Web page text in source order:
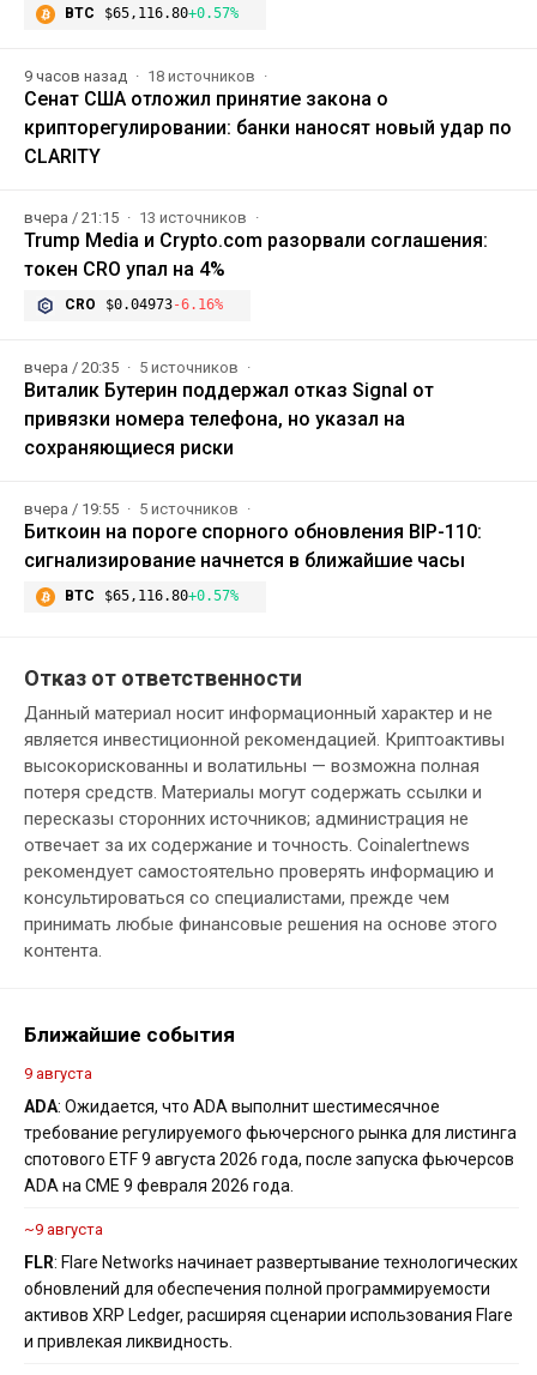
BTC $65,116.80+0.57%
9 часов назад 18 источников
Сенат США отложил принятие закона о
крипторегулировании: банки наносят новый удар по
CLARITY
вчера / 21:15 13 источников
Trump Media и Crypto.com разорвали соглашения:
токен CRO упал на 4%
CRO $0.04973-6.16%
вчера / 20:35 5 источников
Виталик Бутерин поддержал отказ Signal от
привязки номера телефона, но указал на
сохраняющиеся риски
вчера / 19:55 5 источников
Биткоин на пороге спорного обновления BIP-110:
сигнализирование начнется в ближайшие часы
BTC $65,116.80+0.57%
Отказ от ответственности
Данный материал носит информационный характер и не
является инвестиционной рекомендацией. Криптоактивы
высокорискованны и волатильны — возможна полная
потеря средств. Материалы могут содержать ссылки и
пересказы сторонних источников; администрация не
отвечает за их содержание и точность. Coinalertnews
рекомендует самостоятельно проверять информацию и
консультироваться со специалистами, прежде чем
принимать любые финансовые решения на основе этого
контента.
Ближайшие события
9 августа
ADA: Ожидается, что ADA выполнит шестимесячное
требование регулируемого фьючерсного рынка для листинга
спотового ETF 9 августа 2026 года, после запуска фьючерсов
ADA на CME 9 февраля 2026 года.
~9 августа
FLR: Flare Networks начинает развертывание технологических
обновлений для обеспечения полной программируемости
активов XRP Ledger, расширяя сценарии использования Flare
и привлекая ликвидность.